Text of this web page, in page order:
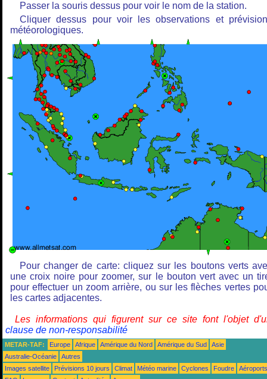
Passer la souris dessus pour voir le nom de la station.
Cliquer dessus pour voir les observations et
météorologiques.
Pour changer de carte: cliquez sur les boutons verts
une croix noire pour zoomer, sur le bouton vert avec un
pour effectuer un zoom arrière, ou sur les flèches vertes
les cartes adjacentes.
Les informations qui figurent sur ce site font l'objet
clause de non-responsabilité
METAR-TAF: Europe Afrique Amérique du Nord Amérique du Sud
Asie
Australie-Océanie
Autres
Images satellite
Prévisions 10 jours Climat Météo marine Cyclones Foudre
Aéroports